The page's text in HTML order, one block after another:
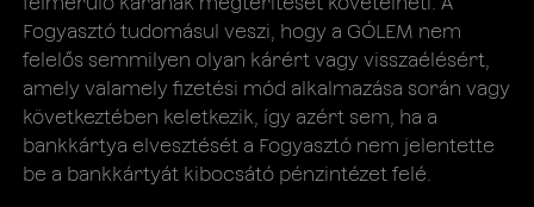
Fogyasztó tudomásul veszi, hogy a GÓLEM nem
felelős semmilyen olyan kárért vagy visszaélésért,
amely valamely fizetési mód alkalmazása során vagy
következtében keletkezik, így azért sem, ha a
bankkártya elvesztését a Fogyasztó nem jelentette
be a bankkártyát kibocsátó pénzintézet felé.